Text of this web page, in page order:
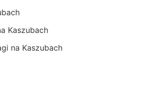
Kaszubach
na Kaszubach